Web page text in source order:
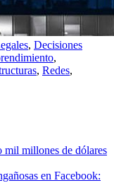
, Decisiones
,
, Redes,
mil millones de dólares
en Facebook: